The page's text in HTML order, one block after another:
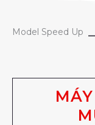
Model Speed Up